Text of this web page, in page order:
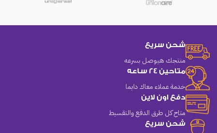
شحن سريع
منتجك هيوصل بسرعه
متاحين 24 ساعه
خدمة عملاء معاك دايما
دفع اون لاين
متاح كل طرق الدفع والتقسيط
شحن سريع